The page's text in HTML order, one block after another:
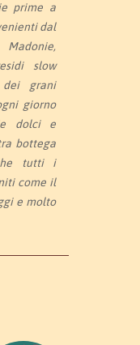
prime a
dal
slow
grani
giorno
dolci e
bottega
tutti i
come il
e molto